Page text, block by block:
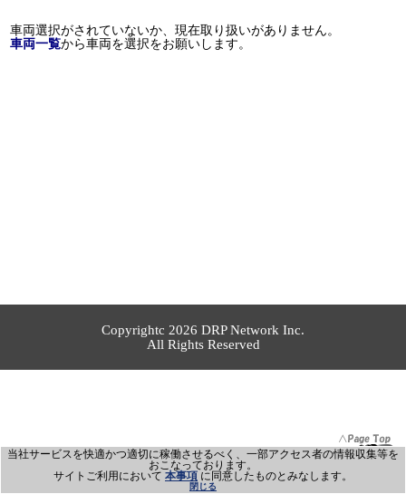
当社サービスを快適かつ適切に稼働させるべく、一部アクセス者の情報収集等を
おこなっております。
サイトご利用において 本事項 に同意したものとみなします。
閉じる
車両選択がされていないか、現在取り扱いがありません。
車両一覧から車両を選択をお願いします。
Copyrightc 2026 DRP Network Inc.
All Rights Reserved